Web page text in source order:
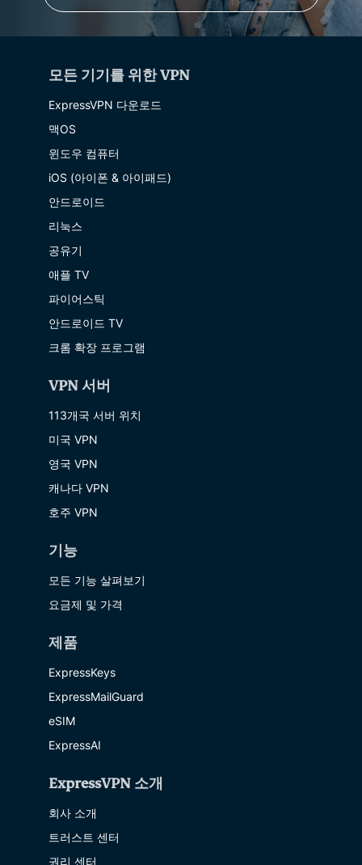
모든 기기를 위한 VPN
ExpressVPN 다운로드
맥OS
윈도우 컴퓨터
iOS (아이폰 & 아이패드)
안드로이드
리눅스
공유기
애플 TV
파이어스틱
안드로이드 TV
크롬 확장 프로그램
VPN 서버
113개국 서버 위치
미국 VPN
영국 VPN
캐나다 VPN
호주 VPN
기능
모든 기능 살펴보기
요금제 및 가격
제품
ExpressKeys
ExpressMailGuard
eSIM
ExpressAI
ExpressVPN 소개
회사 소개
트러스트 센터
권리 센터